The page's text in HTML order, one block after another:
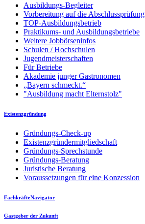
Ausbildungs-Begleiter
Vorbereitung auf die Abschlussprüfung
TOP-Ausbildungsbetrieb
Praktikums- und Ausbildungsbetriebe
Weitere Jobbörseninfos
Schulen / Hochschulen
Jugendmeisterschaften
Für Betriebe
Akademie junger Gastronomen
„Bayern schmeckt.“
"Ausbildung macht Elternstolz"
Existenzgründung
Gründungs-Check-up
Existenzgründermitgliedschaft
Gründungs-Sprechstunde
Gründungs-Beratung
Juristische Beratung
Voraussetzungen für eine Konzession
FachkräfteNavigator
Gastgeber der Zukunft